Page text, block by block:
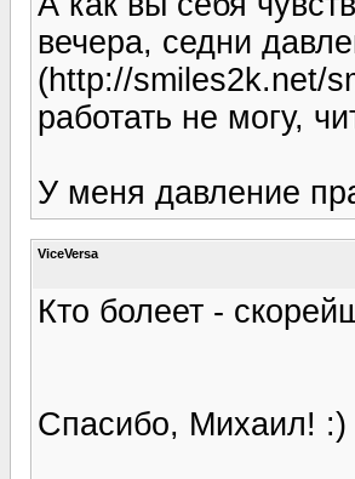
вечера, седни
(http://smiles2k.net/
работать не могу,
У меня давление
ViceVersa
Кто болеет -
Спасибо, Михаил! :)